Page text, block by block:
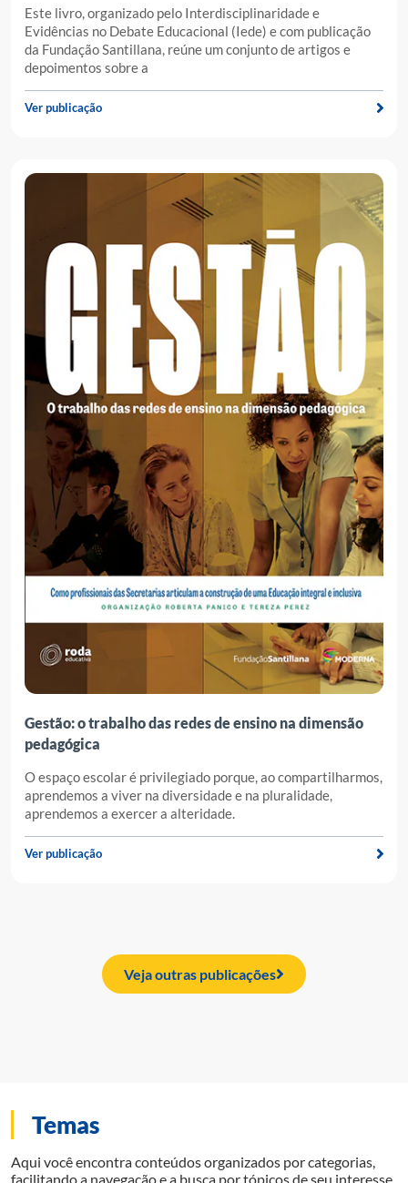
Este livro, organizado pelo Interdisciplinaridade e
Evidências no Debate Educacional (Iede) e com publicação
da Fundação Santillana, reúne um conjunto de artigos e
depoimentos sobre a
Ver publicação
Gestão: o trabalho das redes de ensino na dimensão
pedagógica
O espaço escolar é privilegiado porque, ao compartilharmos,
aprendemos a viver na diversidade e na pluralidade,
aprendemos a exercer a alteridade.
Ver publicação
Veja outras publicações
Temas
Aqui você encontra conteúdos organizados por categorias,
facilitando a navegação e a busca por tópicos de seu interesse.